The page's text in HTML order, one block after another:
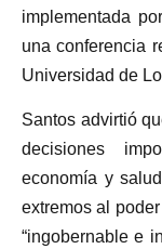
implementada
una conferencia
Universidad de
Santos advirtió
decisiones
economía y
extremos al
“ingobernable e